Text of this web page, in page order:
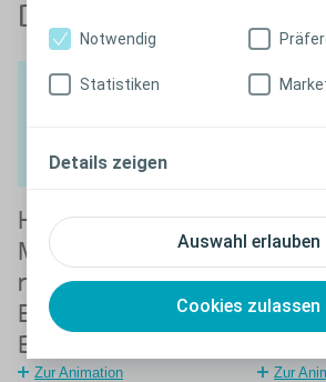
Auswahl erlauben
Cookies zulassen
Notwendig
Statistiken
Details zeigen
Die Funktionsweise
Hinweise für
Mädchen zur
regelmäßigen
Entleerung der
Blase
Zur Animation Zur